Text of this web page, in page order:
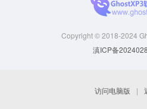
Copyright © 2018-2024
滇ICP备
访问电脑版 |